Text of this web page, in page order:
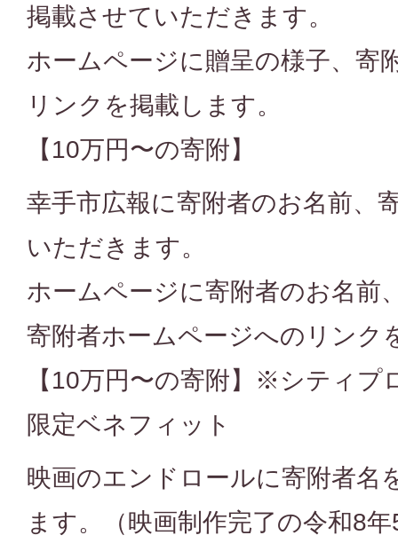
掲載させていただきます。
ホームページに贈呈の様子、寄
リンクを掲載します。
【10万円〜の寄附】
幸手市広報に寄附者のお名前、
いただきます。
ホームページに寄附者のお名前
寄附者ホームページへのリンク
【10万円〜の寄附】※シティプ
限定ベネフィット
映画のエンドロールに寄附者名
ます。（映画制作完了の令和8